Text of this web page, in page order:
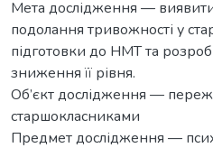
Мета дослідження — виявити
подолання тривожності у
підготовки до НМТ та
зниження її рівня.
Об’єкт дослідження —
старшокласниками
Предмет дослідження —